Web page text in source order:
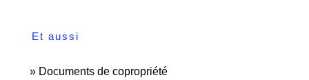
Et aussi
Documents de copropriété